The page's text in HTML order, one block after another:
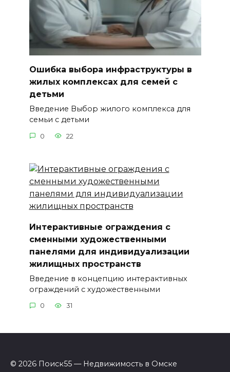
Ошибка выбора инфраструктуры в
жилых комплексах для семей с
детьми
Введение Выбор жилого комплекса для
семьи с детьми
0 22
Интерактивные ограждения с
сменными художественными
панелями для индивидуализации
жилищных пространств
Введение в концепцию интерактивных
ограждений с художественными
0 31
© 2026 Поиск55 — Недвижимость в Омске